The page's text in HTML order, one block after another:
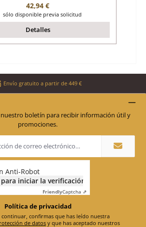
Precio normal:
42,94 €
sólo disponible previa solicitud
Detalles
Envío gratuito a partir de 449 €
nuestro boletín para recibir información útil y
promociones.
Anti-Robot
iniciar la verificación
FriendlyCaptcha ⇗
Política de privacidad
de datos